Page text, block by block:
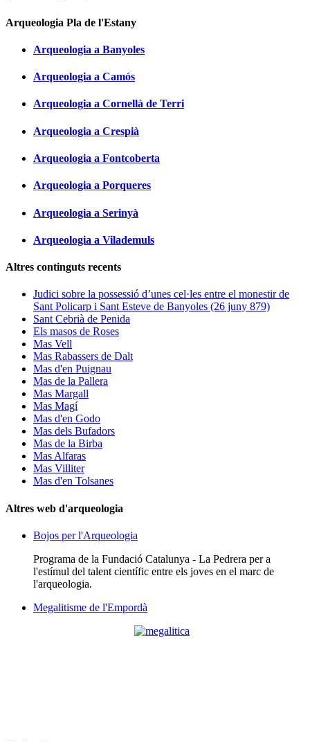
Arqueologia Pla de l'Estany
Arqueologia a Banyoles
Arqueologia a Camós
Arqueologia a Cornellà de Terri
Arqueologia a Crespià
Arqueologia a Fontcoberta
Arqueologia a Porqueres
Arqueologia a Serinyà
Arqueologia a Vilademuls
Altres continguts recents
Judici sobre la possessió d’unes cel·les entre el monestir de
Sant Policarp i Sant Esteve de Banyoles (26 juny 879)
Sant Cebrià de Penida
Els masos de Roses
Mas Vell
Mas Rabassers de Dalt
Mas d'en Puignau
Mas de la Pallera
Mas Margall
Mas Magí
Mas d'en Godo
Mas dels Bufadors
Mas de la Birba
Mas Alfaras
Mas Villiter
Mas d'en Tolsanes
Altres web d'arqueologia
Bojos per l'Arqueologia
Programa de la Fundació Catalunya - La Pedrera per a
l'estímul del talent científic entre els joves en el marc de
l'arqueologia.
Megalitisme de l'Empordà